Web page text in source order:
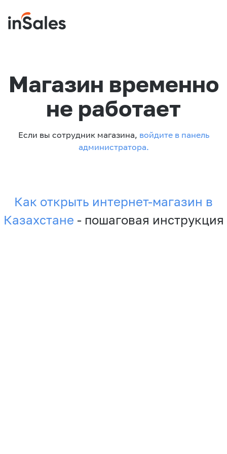
Магазин временно
не работает
Если вы сотрудник магазина, войдите в панель
администратора.
Как открыть интернет-магазин в
Казахстане - пошаговая инструкция